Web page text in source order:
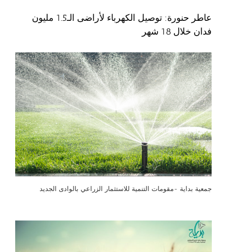
عاطر حنورة: توصيل الكهرباء لأراضى الـ1.5 مليون
فدان خلال 18 شهر
جمعية بداية -مقومات التنمية للاستثمار الزراعي بالوادى الجديد